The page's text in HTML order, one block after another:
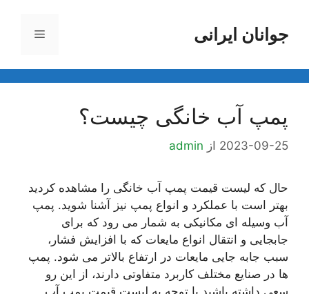
محتواجوانان ایرانی فهرست
پمپ آب خانگی چیست؟
2023-09-25 از admin
حال که لیست قیمت پمپ آب خانگی را مشاهده کردید
بهتر است با عملکرد و انواع پمپ نیز آشنا شوید. پمپ
آب وسیله ای مکانیکی به شمار می رود که برای
جابجایی و انتقال انواع مایعات که با افزایش فشار،
سبب جابه جایی مایعات در ارتفاع بالاتر می شود. پمپ
ها در صنایع مختلف کاربرد متفاوتی دارند، از این رو
سعی داشته باشید با توجه به لیست قیمت پمپ آب